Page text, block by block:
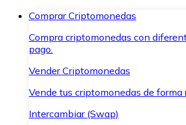
Comprar Criptomonedas
Compra criptomonedas con
pago.
Vender Criptomonedas
Vende tus criptomonedas de forma
Intercambiar (Swap)